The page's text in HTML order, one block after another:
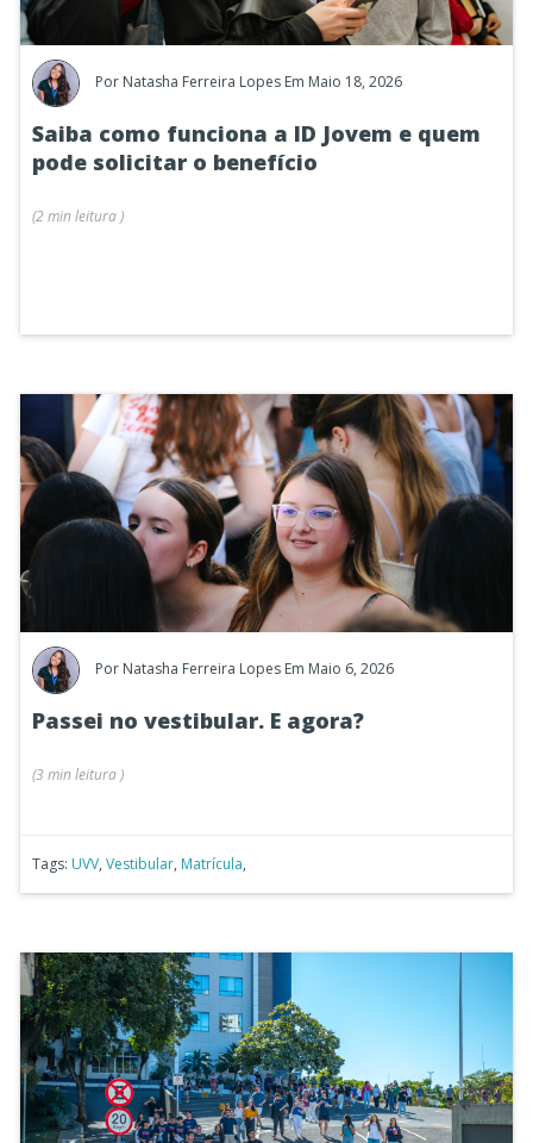
Por Natasha Ferreira Lopes Em Maio 18, 2026
Saiba como funciona a ID Jovem e quem
pode solicitar o benefício
(2 min leitura )
Por Natasha Ferreira Lopes Em Maio 6, 2026
Passei no vestibular. E agora?
(3 min leitura )
Tags: UVV, Vestibular, Matrícula,